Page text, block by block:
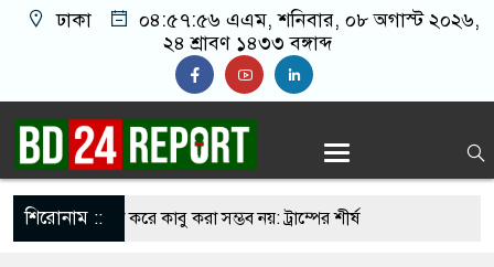
ঢাকা ০৪:৫৭:৫৭ এএম, শনিবার, ০৮ অগাস্ট ২০২৬,
২৪ শ্রাবণ ১৪৩৩ বঙ্গাব্দ
শিরোনাম ::
বিমান হামলা করে কাবু করা সম্ভব নয়: ট্রাম্পের শীর্ষ